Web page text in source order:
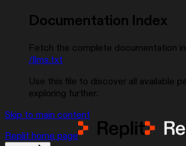
Documentation Index
Fetch the complete documentation
/llms.txt
Use this file to discover all available
exploring further.
Skip to main content
Replit home page